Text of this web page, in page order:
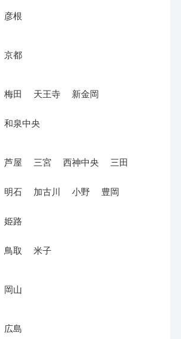
彦根
京都
梅田 天王寺 新金岡
和泉中央
芦屋 三宮 西神中央 三田
明石 加古川 小野 豊岡
姫路
鳥取 米子
岡山
広島